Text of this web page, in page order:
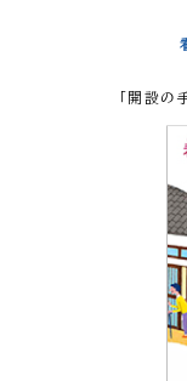
「開設の